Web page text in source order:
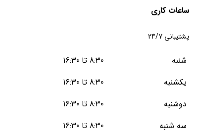
ساعات کاری
پشتیبانی 24/7
شنبه
8:30 تا 16:30
یکشنبه
8:30 تا 16:30
دوشنبه
8:30 تا 16:30
سه شنبه
8:30 تا 16:30